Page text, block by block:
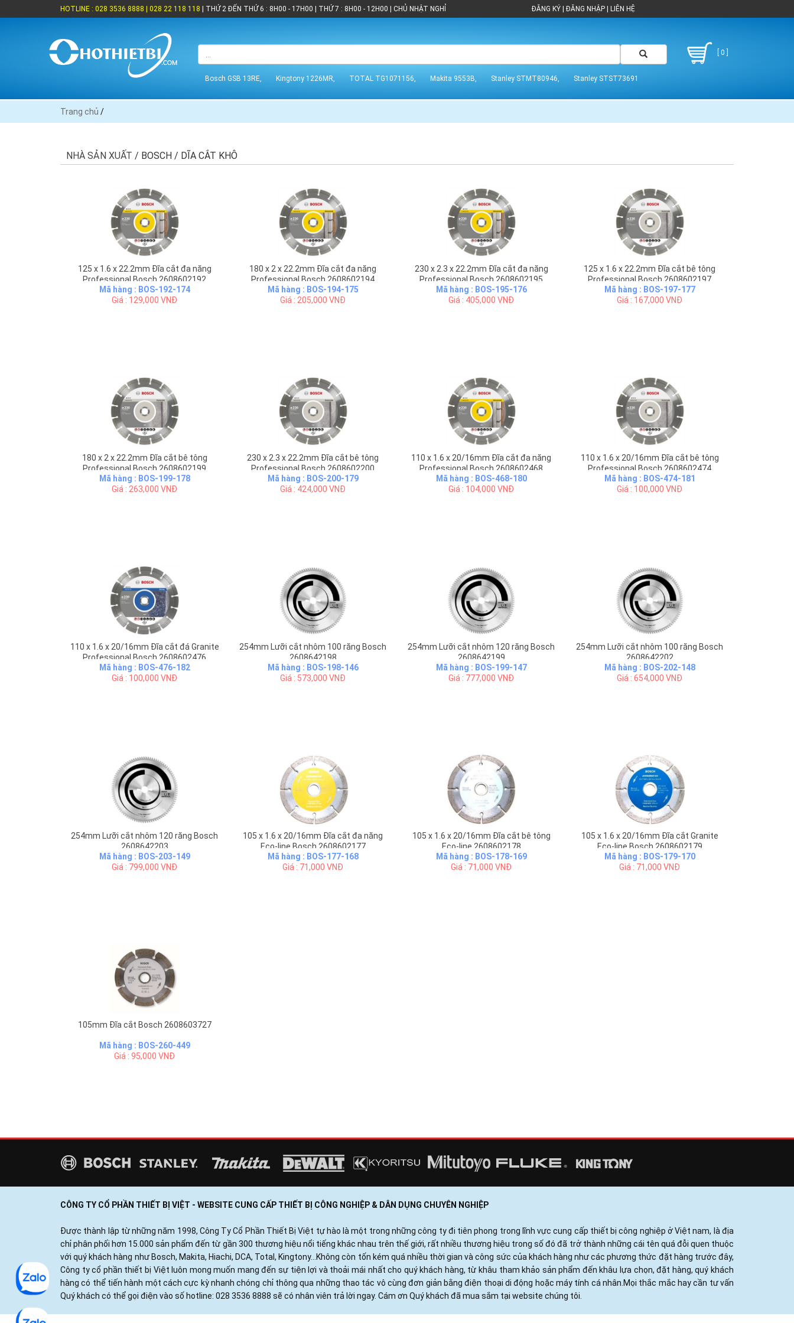
HOTLINE : 028 3536 8888 | 028 22 118 118 | THỨ 2 ĐẾN THỨ 6 : 8H00 - 17H00 | THỨ 7 : 8H00 - 12H00 | CHỦ NHẬT NGHỈ ĐĂNG KÝ ĐĂNG NHẬP LIÊN HỆ
Bosch GSB 13RE, Kingtony 1226MR, TOTAL TG1071156, Makita 9553B, Stanley STMT80946, Stanley STST73691
[ 0 ]
Trang chủ /
NHÀ SẢN XUẤT / BOSCH / DĨA CẮT KHÔ
125 x 1.6 x 22.2mm Đĩa cắt đa năng
Professional Bosch 2608602192
Mã hàng : BOS-192-174
Giá : 129,000 VNĐ
180 x 2 x 22.2mm Đĩa cắt đa năng
Professional Bosch 2608602194
Mã hàng : BOS-194-175
Giá : 205,000 VNĐ
230 x 2.3 x 22.2mm Đĩa cắt đa năng
Professional Bosch 2608602195
Mã hàng : BOS-195-176
Giá : 405,000 VNĐ
125 x 1.6 x 22.2mm Đĩa cắt bê tông
Professional Bosch 2608602197
Mã hàng : BOS-197-177
Giá : 167,000 VNĐ
180 x 2 x 22.2mm Đĩa cắt bê tông
Professional Bosch 2608602199
Mã hàng : BOS-199-178
Giá : 263,000 VNĐ
230 x 2.3 x 22.2mm Đĩa cắt bê tông
Professional Bosch 2608602200
Mã hàng : BOS-200-179
Giá : 424,000 VNĐ
110 x 1.6 x 20/16mm Đĩa cắt đa năng
Professional Bosch 2608602468
Mã hàng : BOS-468-180
Giá : 104,000 VNĐ
110 x 1.6 x 20/16mm Đĩa cắt bê tông
Professional Bosch 2608602474
Mã hàng : BOS-474-181
Giá : 100,000 VNĐ
110 x 1.6 x 20/16mm Đĩa cắt đá Granite
Professional Bosch 2608602476
Mã hàng : BOS-476-182
Giá : 100,000 VNĐ
254mm Lưỡi cắt nhôm 100 răng Bosch
2608642198
Mã hàng : BOS-198-146
Giá : 573,000 VNĐ
254mm Lưỡi cắt nhôm 120 răng Bosch
2608642199
Mã hàng : BOS-199-147
Giá : 777,000 VNĐ
254mm Lưỡi cắt nhôm 100 răng Bosch
2608642202
Mã hàng : BOS-202-148
Giá : 654,000 VNĐ
254mm Lưỡi cắt nhôm 120 răng Bosch
2608642203
Mã hàng : BOS-203-149
Giá : 799,000 VNĐ
105 x 1.6 x 20/16mm Đĩa cắt đa năng
Eco-line Bosch 2608602177
Mã hàng : BOS-177-168
Giá : 71,000 VNĐ
105 x 1.6 x 20/16mm Đĩa cắt bê tông
Eco-line 2608602178
Mã hàng : BOS-178-169
Giá : 71,000 VNĐ
105 x 1.6 x 20/16mm Đĩa cắt Granite
Eco-line Bosch 2608602179
Mã hàng : BOS-179-170
Giá : 71,000 VNĐ
105mm Đĩa cắt Bosch 2608603727
Mã hàng : BOS-260-449
Giá : 95,000 VNĐ
CÔNG TY CỔ PHẦN THIẾT BỊ VIỆT - WEBSITE CUNG CẤP THIẾT BỊ CÔNG NGHIỆP & DÂN DỤNG CHUYÊN NGHIỆP
Được thành lập từ những năm 1998, Công Ty Cổ Phần Thiết Bị Việt tự hào là một trong những công ty đi tiên phong trong lĩnh vực cung cấp thiết bị công nghiệp ở Việt nam, là địa
chỉ phân phối hơn 15.000 sản phẩm đến từ gần 300 thương hiệu nổi tiếng khác nhau trên thế giới, rất nhiều thương hiệu trong số đó đã trở thành những cái tên quá đỗi quen thuộc
với quý khách hàng như Bosch, Makita, Hiachi, DCA, Total, Kingtony...Không còn tốn kém quá nhiều thời gian và công sức của khách hàng như các phương thức đặt hàng trước đây,
Công ty cổ phần thiết bị Việt luôn mong muốn mang đến sự tiện lợi và thoải mái nhất cho quý khách hàng, từ khâu tham khảo sản phẩm đến khâu lựa chọn, đặt hàng, quý khách
hàng có thể tiến hành một cách cực kỳ nhanh chóng chỉ thông qua những thao tác vô cùng đơn giản bằng điện thoại di động hoặc máy tính cá nhân.Mọi thắc mắc hay cần tư vấn
Quý khách có thể gọi điện vào số hotline: 028 3536 8888 sẽ có nhân viên trả lời ngay. Cám ơn Quý khách đã mua sắm tại website chúng tôi.